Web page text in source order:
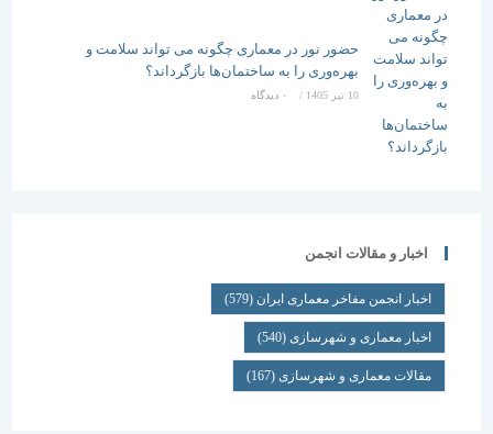
حضور نور در معماری چگونه می تواند سلامت و
بهره‌وری را به ساختمان‌ها بازگرداند؟
/ ۰ دیدگاه
اخبار و مقالات انجمن
اخبار انجمن مفاخر معماری ایران(579)
اخبار معماری و شهرسازی(540)
مقالات معماری و شهرسازی(167)